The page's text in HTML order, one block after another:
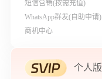
短信营销(按需充值)
WhatsApp群发(自助申请)
商机中心
个人版